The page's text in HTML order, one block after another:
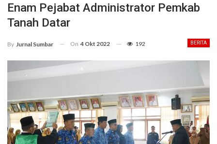
Enam Pejabat Administrator Pemkab
Tanah Datar
BERITA
By Jurnal Sumbar On 4 Okt 2022 192